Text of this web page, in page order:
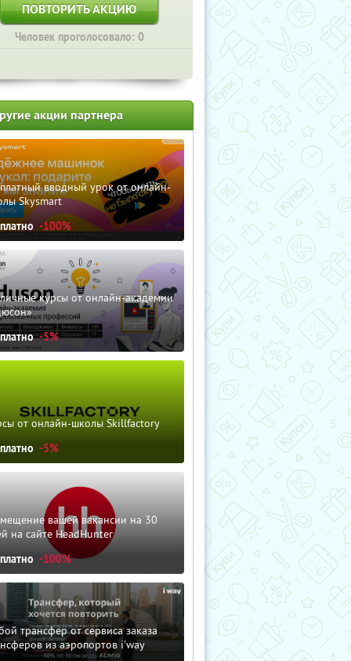
ПОВТОРИТЬ АКЦИЮ
Человек проголосовало: 0
акции партнера
вводный урок от онлайн-
Skysmart
-100%
курсы от онлайн-академии
-5%
от онлайн-школы Skillfactory
-5%
вашей вакансии на 30
на сайте HeadHunter
-100%
трансфер от сервиса заказа
из аэропортов i'way